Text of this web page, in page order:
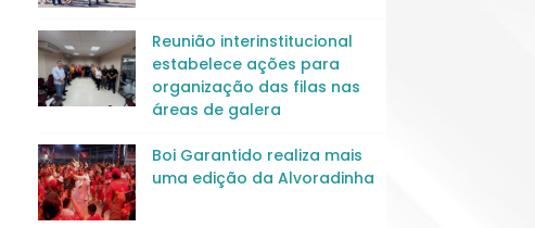
Reunião interinstitucional
estabelece ações para
organização das filas nas
áreas de galera
Boi Garantido realiza mais
uma edição da Alvoradinha